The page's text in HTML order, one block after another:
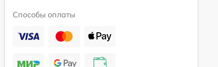
Способы оплаты